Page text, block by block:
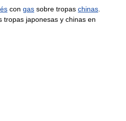
con gas sobre tropas chinas
tropas japonesas y chinas en